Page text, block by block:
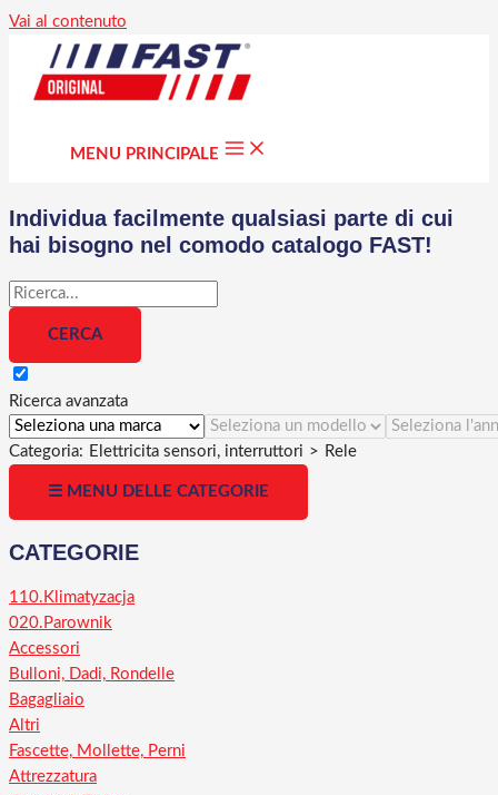
Vai al contenuto
MENU PRINCIPALE
Individua facilmente qualsiasi parte di cui
hai bisogno nel comodo catalogo FAST!
Ricerca avanzata
Categoria: Elettricita sensori, interruttori > Rele
☰ MENU DELLE CATEGORIE
CATEGORIE
110.Klimatyzacja
020.Parownik
Accessori
Bulloni, Dadi, Rondelle
Bagagliaio
Altri
Fascette, Mollette, Perni
Attrezzatura